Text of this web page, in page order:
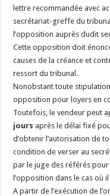
lettre recommandée avec
secrétariat-greffe du
l’opposition auprès dudit
Cette opposition doit
causes de la créance et
ressort du tribunal.
Nonobstant toute
opposition pour loyers en
Toutefois, le vendeur peut
jours après le délai fixé
d’obtenir l’autorisation de
condition de verser au
par le juge des référés
l’opposition dans le cas où
A partir de l’exécution de